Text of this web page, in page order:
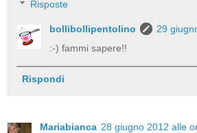
Risposte
bollibollipentolino
29
:-) fammi sapere!!
Rispondi
Mariabianca 28 giugno 2012 alle